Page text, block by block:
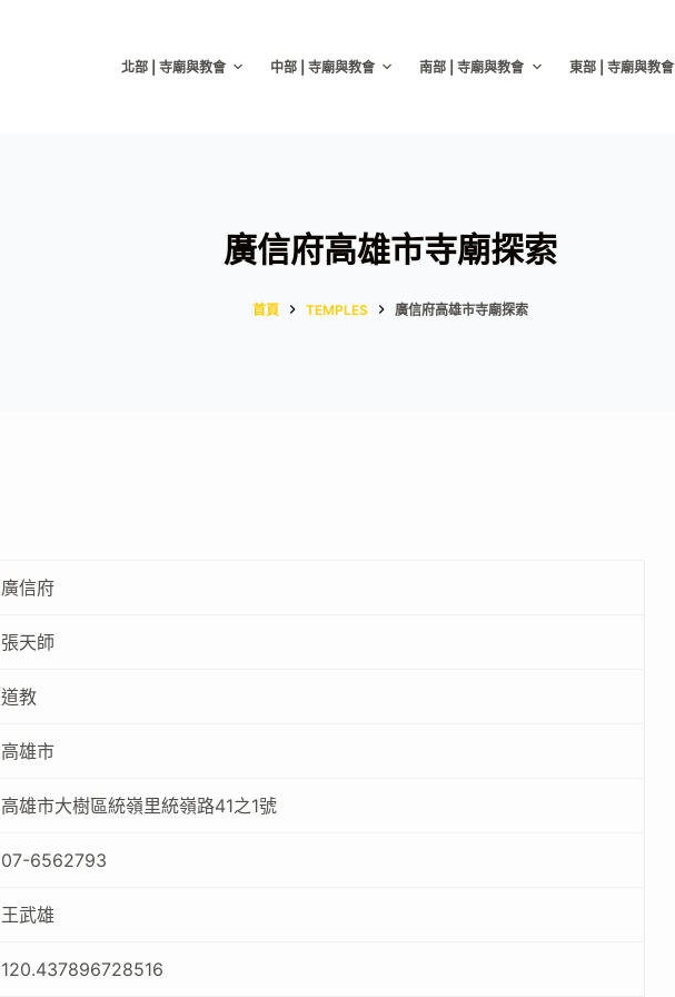
北部 | 寺廟與教會 中部 | 寺廟與教會 南部 | 寺廟與教會 東部 | 寺廟與教會
廣信府高雄市寺廟探索
首頁 TEMPLES 廣信府高雄市寺廟探索
廣信府
張天師
道教
高雄市
高雄市大樹區統嶺里統嶺路41之1號
07-6562793
王武雄
120.437896728516